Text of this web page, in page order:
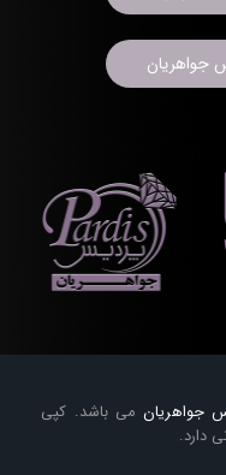
جواهریان می باشد. کپی
دارد.
جواهریان